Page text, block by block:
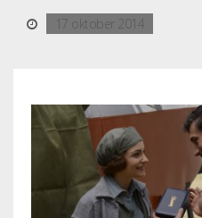
17 oktober 2014